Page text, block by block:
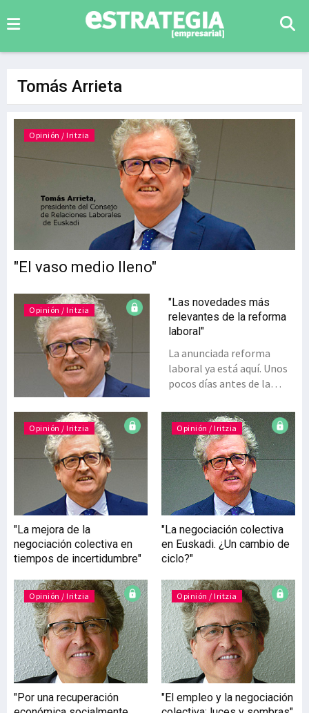
Tomás Arrieta
"El vaso medio lleno"
Opinión / Iritzia
Opinión / Iritzia
"Las novedades más
relevantes de la reforma
laboral"
La anunciada reforma
laboral ya está aquí. Unos
pocos días antes de la
otorgado por Bruselas, el
Gobierno y los agentes
sociales más
representativos de ámbito
estatal alcanzaron
finalmente el acuerdo que
se plasma en el reciente
diciembre (pendiente aún
de convalidación
parlamentaria). Se trata
de la primera norma
laboral de calado que
cuenta con el consenso de
sus propios destinatarios,
o al menos de sus
representantes
institucionales (sindicales
y empresariales) en el
ámbito para el que se
Opinión / Iritzia
"La mejora de la
negociación colectiva en
tiempos de incertidumbre"
Opinión / Iritzia
"La negociación colectiva
en Euskadi. ¿Un cambio de
ciclo?"
Opinión / Iritzia
"Por una recuperación
Opinión / Iritzia
"El empleo y la negociación